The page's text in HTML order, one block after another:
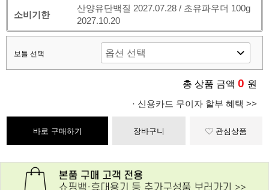
소비기한
산양유단백질 2027.07.28 / 초유파우더 100g
2027.10.20
보틀 선택
총 상품 금액 0 원
· 신용카드 무이자 할부 혜택 >>
바로 구매하기 장바구니 관심상품